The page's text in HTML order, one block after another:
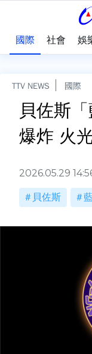
國際 社會 娛
TTV NEWS 國際
貝佐斯
爆炸 火
2026.05.29
貝佐斯